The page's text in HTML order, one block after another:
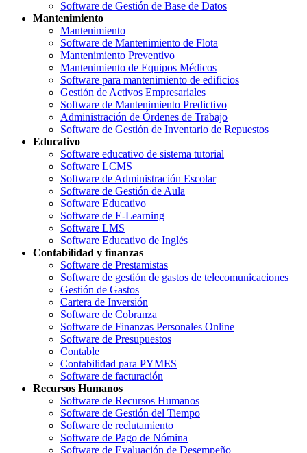
Software de Gestión de Base de Datos
Mantenimiento
Mantenimiento
Software de Mantenimiento de Flota
Mantenimiento Preventivo
Mantenimiento de Equipos Médicos
Software para mantenimiento de edificios
Gestión de Activos Empresariales
Software de Mantenimiento Predictivo
Administración de Órdenes de Trabajo
Software de Gestión de Inventario de Repuestos
Educativo
Software educativo de sistema tutorial
Software LCMS
Software de Administración Escolar
Software de Gestión de Aula
Software Educativo
Software de E-Learning
Software LMS
Software Educativo de Inglés
Contabilidad y finanzas
Software de Prestamistas
Software de gestión de gastos de telecomunicaciones
Gestión de Gastos
Cartera de Inversión
Software de Cobranza
Software de Finanzas Personales Online
Software de Presupuestos
Contable
Contabilidad para PYMES
Software de facturación
Recursos Humanos
Software de Recursos Humanos
Software de Gestión del Tiempo
Software de reclutamiento
Software de Pago de Nómina
Software de Evaluación de Desempeño